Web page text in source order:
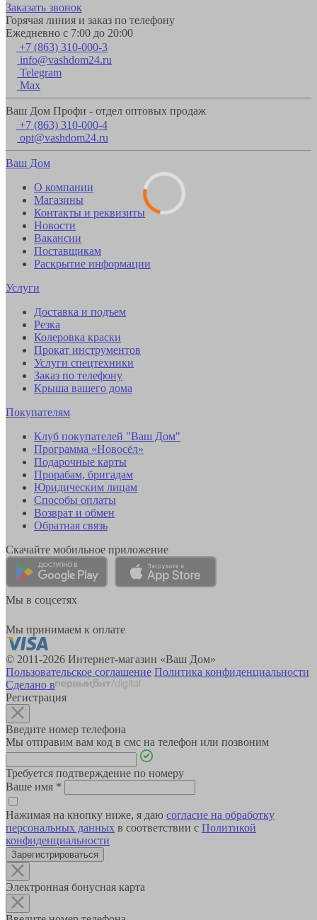
Заказать звонок
Горячая линия и заказ по телефону
Ежедневно с 7:00 до 20:00
+7 (863) 310-000-3
info@vashdom24.ru
Telegram
Max
Ваш Дом Профи - отдел оптовых продаж
+7 (863) 310-000-4
opt@vashdom24.ru
Ваш Дом
О компании
Магазины
Контакты и реквизиты
Новости
Вакансии
Поставщикам
Раскрытие информации
Услуги
Доставка и подъем
Резка
Колеровка краски
Прокат инструментов
Услуги спецтехники
Заказ по телефону
Крыша вашего дома
Покупателям
Клуб покупателей "Ваш Дом"
Программа «Новосёл»
Подарочные карты
Прорабам, бригадам
Юридическим лицам
Способы оплаты
Возврат и обмен
Обратная связь
Скачайте мобильное приложение
Мы в соцсетях
Мы принимаем к оплате
© 2011-2026 Интернет-магазин «Ваш Дом»
Пользовательское соглашение Политика конфиденциальности
Сделано в
Регистрация
Введите номер телефона
Мы отправим вам код в смс на телефон или позвоним
Требуется подтверждение по номеру
Ваше имя *
Нажимая на кнопку ниже, я даю согласие на обработку
персональных данных в соответствии с Политикой
конфиденциальности
Зарегистрироваться
Электронная бонусная карта